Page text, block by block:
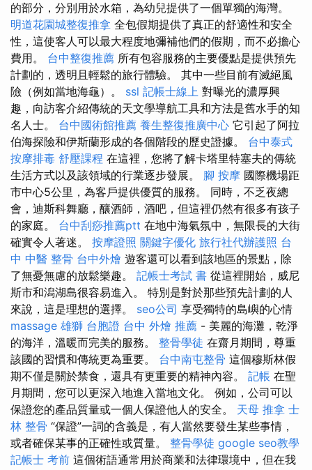
的部分，分別用於水箱，為幼兒提供了一個單獨的海灣。
明道花園城整復推拿 全包假期提供了真正的舒適性和安全
性，這使客人可以最大程度地彌補他們的假期，而不必擔心
費用。 台中整復推薦 所有包容服務的主要優點是提供預先
計劃的，透明且輕鬆的旅行體驗。 其中一些目前有滅絕風
險（例如當地海龜）。 ssl 記帳士線上 對曝光的濃厚興
趣，向訪客介紹傳統的天文學導航工具和方法是舊水手的知
名人士。 台中國術館推薦 養生整復推廣中心 它引起了阿拉
伯海探險和伊斯蘭形成的各個階段的歷史證據。 台中泰式
按摩排毒 舒壓課程 在這裡，您將了解卡塔里特塞夫的傳統
生活方式以及該領域的行業逐步發展。 腳 按摩 國際機場距
市中心5公里，為客戶提供優質的服務。 同時，不乏夜總
會，迪斯科舞廳，釀酒師，酒吧，但這裡仍然有很多有孩子
的家庭。 台中刮痧推薦ptt 在地中海氣氛中，無限長的大街
確實令人著迷。 按摩證照 關鍵字優化 旅行社代辦護照 台
中 中醫 整骨 台中外燴 遊客還可以看到該地區的景點，除
了無憂無慮的放鬆樂趣。 記帳士考試 書 從這裡開始，威尼
斯市和潟湖島很容易進入。 特別是對於那些預先計劃的人
來說，這是理想的選擇。 seo公司 享受獨特的島嶼的心情
massage 雄獅 台胞證 台中 外燴 推薦 - 美麗的海灘，乾淨
的海洋，溫暖而完美的服務。 整骨學徒 在齋月期間，尊重
該國的習慣和傳統更為重要。 台中南屯整骨 這個穆斯林假
期不僅是關於禁食，還具有更重要的精神內容。 記帳 在聖
月期間，您可以更深入地進入當地文化。 例如，公司可以
保證您的產品質量或一個人保證他人的安全。 天母 推拿 士
林 整骨 “保證”一詞的含義是，有人當然要發生某些事情，
或者確保某事的正確性或質量。 整骨學徒 google seo教學
記帳士 考前 這個術語通常用於商業和法律環境中，但在我